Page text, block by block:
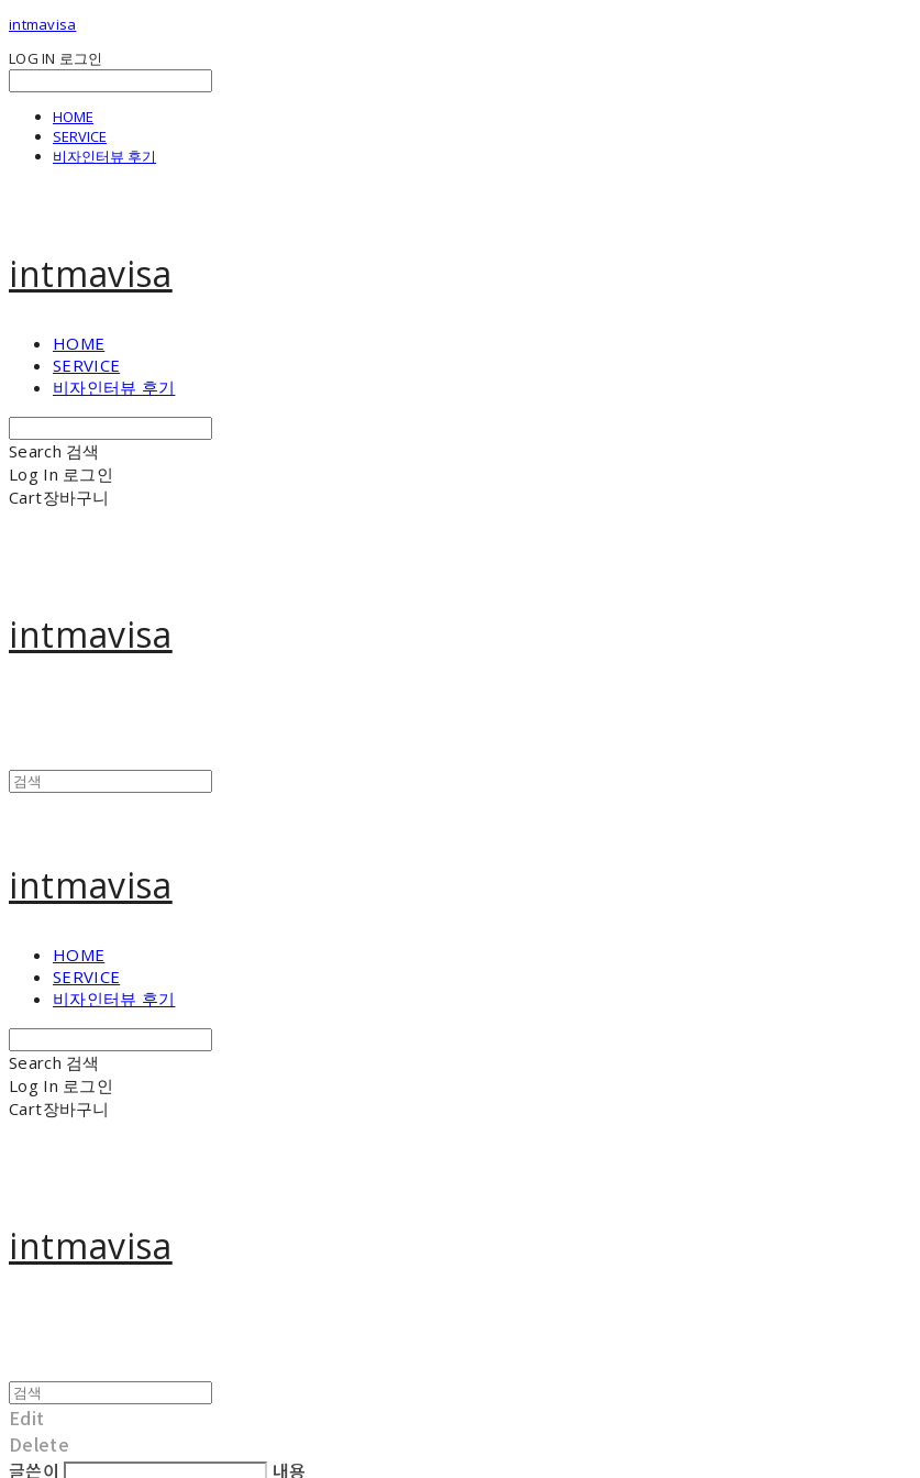
intmavisa
LOG IN 로그인
HOME
SERVICE
비자인터뷰 후기
intmavisa
HOME
SERVICE
비자인터뷰 후기
Search 검색
Log In 로그인
Cart장바구니
intmavisa
intmavisa
HOME
SERVICE
비자인터뷰 후기
Search 검색
Log In 로그인
Cart장바구니
intmavisa
Edit
Delete
글쓴이
내용